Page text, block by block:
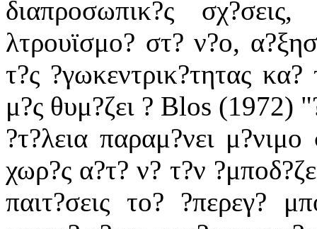
διαπροσωπικ?ς
λτρουϊσμο? στ? ν?ο,
τ?ς ?γωκεντρικ?τητας
μ?ς θυμ?ζει ? Blos (1972)
?τ?λεια παραμ?νει
χωρ?ς α?τ? ν? τ?ν
παιτ?σεις το? ?περεγ?